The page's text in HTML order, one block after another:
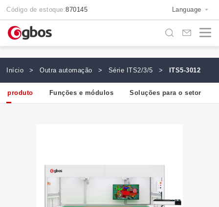
Código de estoque:870145 Language
Início > Outra automação > Série ITS2/3/5 > ITS5-3012
produto Funções e módulos Soluções para o setor